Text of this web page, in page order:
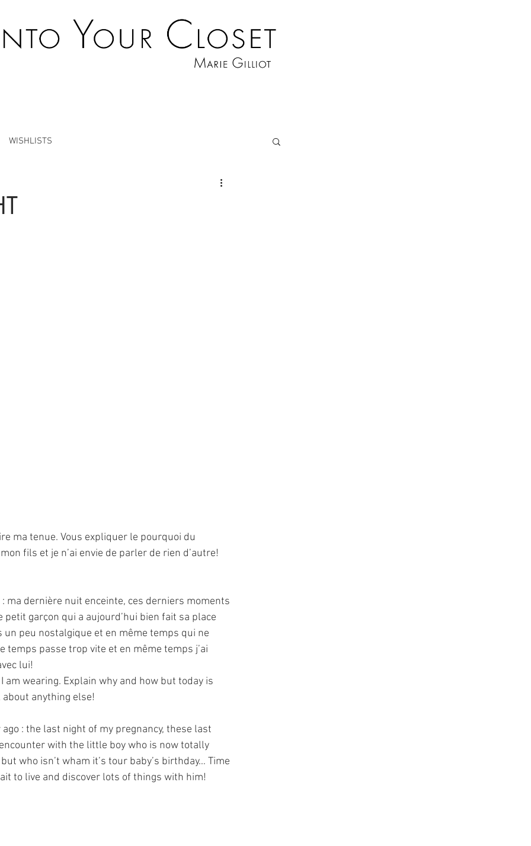
WISHLISTS
ma tenue. Vous expliquer le pourquoi du
fils et je n’ai envie de parler de rien d’autre!
ma dernière nuit enceinte, ces derniers moments
garçon qui a aujourd’hui bien fait sa place
peu nostalgique et en même temps qui ne
temps passe trop vite et en même temps j’ai
lui!
wearing. Explain why and how but today is
anything else!
: the last night of my pregnancy, these last
with the little boy who is now totally
who isn’t wham it’s tour baby’s birthday… Time
to live and discover lots of things with him!